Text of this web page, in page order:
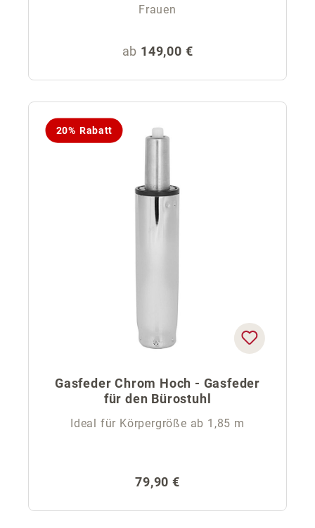
Frauen
Regulärer Preis:
ab 149,00 €
20% Rabatt
Gasfeder Chrom Hoch - Gasfeder
für den Bürostuhl
Ideal für Körpergröße ab 1,85 m
Regulärer Preis:
79,90 €